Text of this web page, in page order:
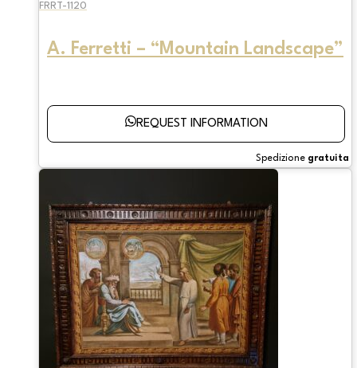
FRRT-1120
A. Ferretti – “Mountain Landscape”
REQUEST INFORMATION
Spedizione gratuita